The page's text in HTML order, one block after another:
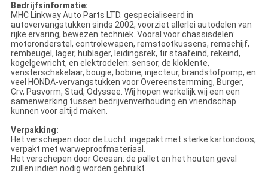
Bedrijfsinformatie:
MHC Linkway Auto Parts LTD. gespecialiseerd in
autovervangstukken sinds 2002, voorziet allerlei autodelen van
rijke ervaring, bewezen techniek. Vooral voor chassisdelen:
motoronderstel, controlewapen, remstootkussens, remschijf,
rembeugel, lager, hublager, leidingsrek, tir staafeind, rekeind,
kogelgewricht, en elektrodelen: sensor, de kloklente,
vensterschakelaar, bougie, bobine, injecteur, brandstofpomp, en
veel HONDA-vervangstukken voor Overeenstemming, Burger,
Crv, Pasvorm, Stad, Odyssee. Wij hopen werkelijk wij een een
samenwerking tussen bedrijvenverhouding en vriendschap
kunnen voor altijd maken.
Verpakking:
Het verschepen door de Lucht: ingepakt met sterke kartondoos;
verpakt met warweproofmateriaal.
Het verschepen door Oceaan: de pallet en het houten geval
zullen indien nodig worden gebruikt.